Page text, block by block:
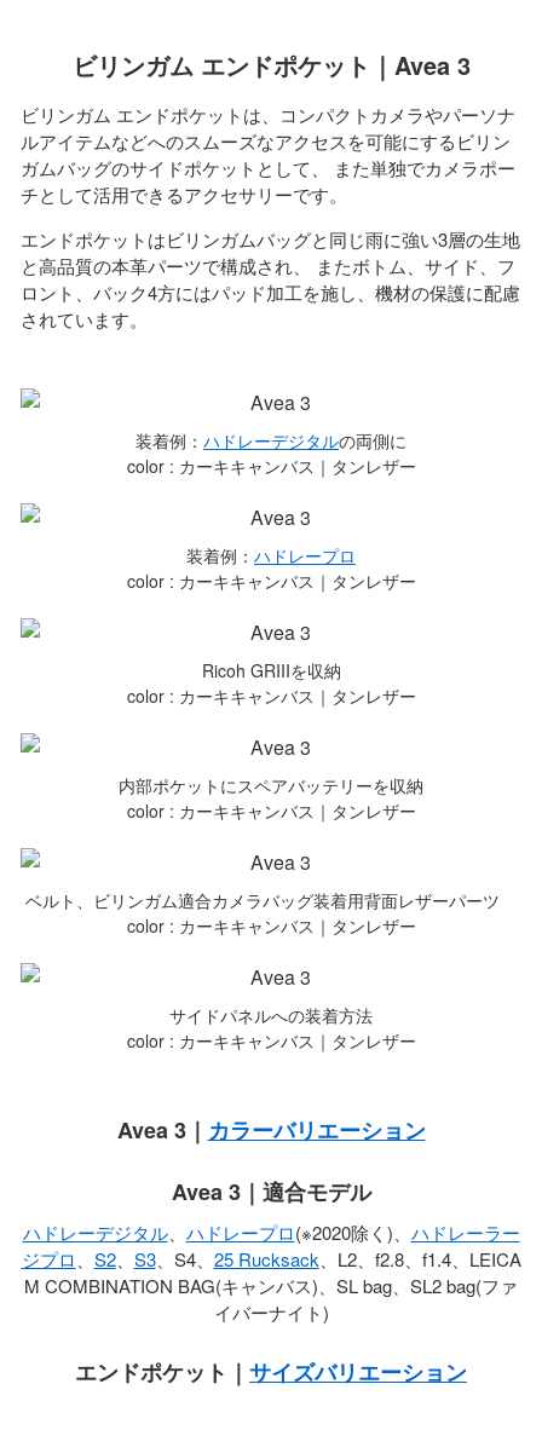
ビリンガム エンドポケット｜Avea 3
ビリンガム エンドポケットは、コンパクトカメラやパーソナ
ルアイテムなどへのスムーズなアクセスを可能にするビリン
ガムバッグのサイドポケットとして、 また単独でカメラポー
チとして活用できるアクセサリーです。
エンドポケットはビリンガムバッグと同じ雨に強い3層の生地
と高品質の本革パーツで構成され、 またボトム、サイド、フ
ロント、バック4方にはパッド加工を施し、機材の保護に配慮
されています。
装着例： ハドレーデジタルの両側に
color : カーキキャンバス｜タンレザー
装着例： ハドレープロ
color : カーキキャンバス｜タンレザー
Ricoh GRIIIを収納
color : カーキキャンバス｜タンレザー
内部ポケットにスペアバッテリーを収納
color : カーキキャンバス｜タンレザー
ベルト、ビリンガム適合カメラバッグ装着用背面レザーパーツ
color : カーキキャンバス｜タンレザー
サイドパネルへの装着方法
color : カーキキャンバス｜タンレザー
Avea 3｜ カラーバリエーション
Avea 3｜適合モデル
ハドレーデジタル、 ハドレープロ(※2020除く)、 ハドレーラー
ジプロ、 S2、 S3、S4、 25 Rucksack、L2、f2.8、f1.4、LEICA
M COMBINATION BAG(キャンバス)、SL bag、SL2 bag(ファ
イバーナイト)
エンドポケット｜ サイズバリエーション